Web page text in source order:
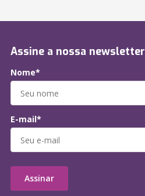
Assine a nossa newsletter
Nome*
E-mail*
Assinar